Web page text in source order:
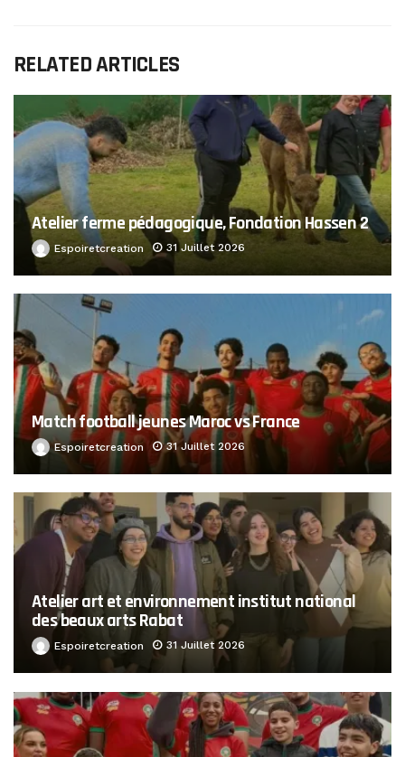
RELATED ARTICLES
Atelier ferme pédagogique, Fondation Hassen 2
Espoiretcreation 31 Juillet 2026
Match football jeunes Maroc vs France
Espoiretcreation 31 Juillet 2026
Atelier art et environnement institut national
des beaux arts Rabat
Espoiretcreation 31 Juillet 2026